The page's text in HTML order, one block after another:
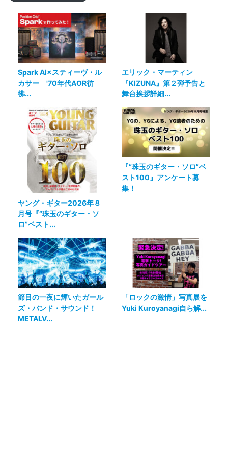
Spark AI×スティーヴ・ル
カサー '70年代AOR彷
彿...
エリック・マーティン
『KIZUNA』第２弾予告と
舞台挨拶詳細...
ヤング・ギター2026年８
月号『“珠玉のギター・ソ
ロ”ベスト...
『“珠玉のギター・ソロ”ベ
スト100』アンケート募
集！
節目の一夜に輝いたガール
ズ・バンド・サウンド！
METALV...
「ロックの激情」写真展を
Yuki Kuroyanagi自ら解...